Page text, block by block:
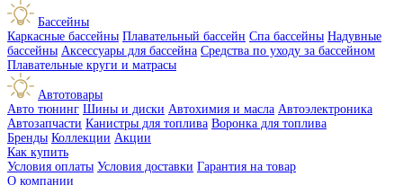
Бассейны
Каркасные бассейны Плавательный бассейн Спа бассейны Надувные
бассейны Аксессуары для бассейна Средства по уходу за бассейном
Плавательные круги и матрасы
Автотовары
Авто тюнинг Шины и диски Автохимия и масла Автоэлектроника
Автозапчасти Канистры для топлива Воронка для топлива
Бренды Коллекции Акции
Как купить
Условия оплаты Условия доставки Гарантия на товар
О компании